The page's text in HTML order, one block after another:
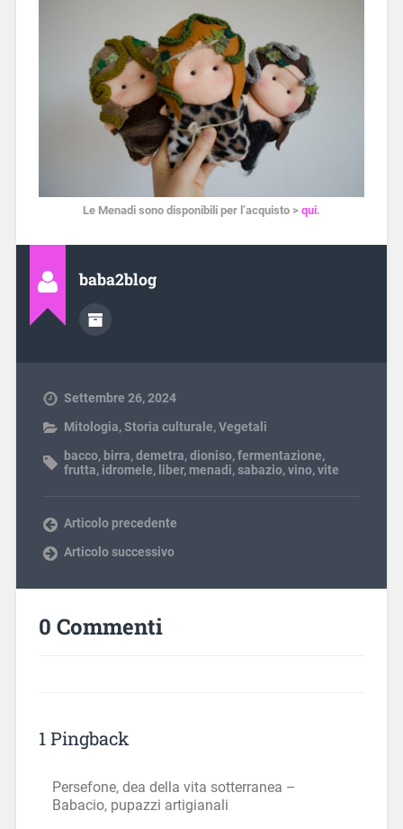
Le Menadi sono disponibili per l’acquisto > qui.
baba2blog
Settembre 26, 2024
Mitologia,Storia culturale,Vegetali
bacco, birra,demetra,dioniso,fermentazione,
frutta, idromele, liber, menadi,sabazio,vino,vite
Articolo precedente
Articolo successivo
0 Commenti
1 Pingback
Persefone, dea della vita sotterranea –
Babacio, pupazzi artigianali